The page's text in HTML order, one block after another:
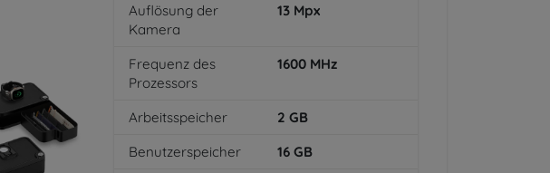
Auflösung der
Kamera
13 Mpx
Frequenz des
Prozessors
1600 MHz
Arbeitsspeicher 2 GB
Benutzerspeicher
16 GB